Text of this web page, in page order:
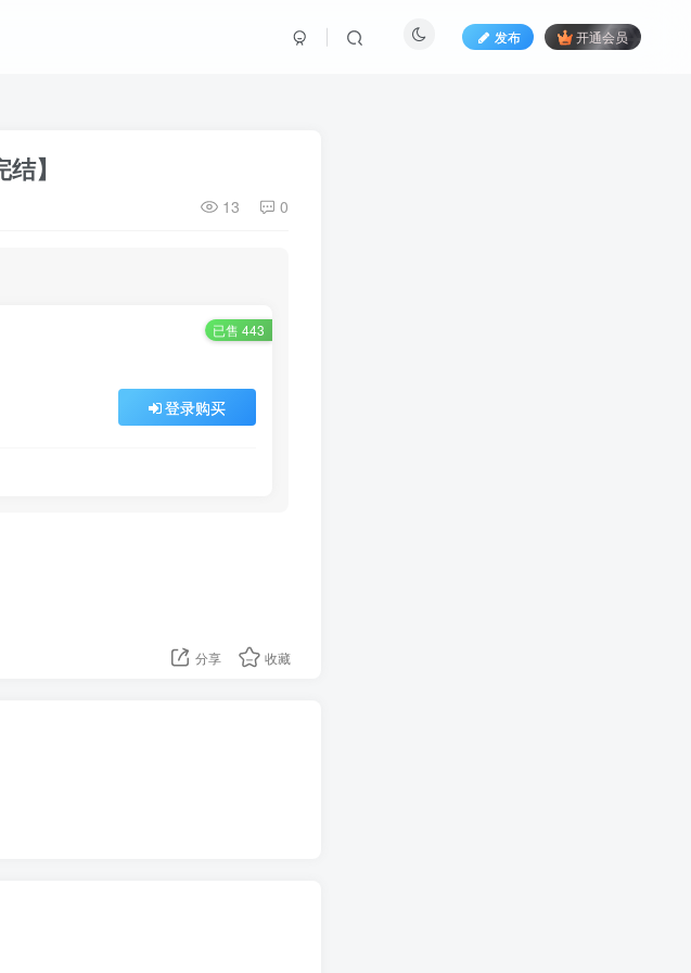
发布 开通会员
】
13 0
已售 443
登录购买
分享 收藏